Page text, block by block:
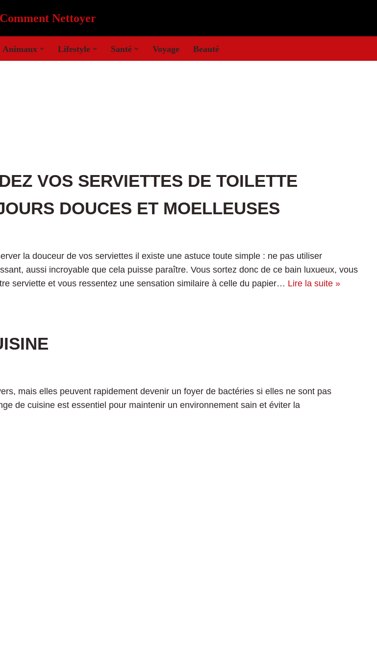
Comment Nettoyer
Animaux Lifestyle Santé Voyage Beauté
VOS SERVIETTES DE TOILETTE
DOUCES ET MOELLEUSES
la douceur de vos serviettes il existe une astuce toute simple : ne pas utiliser
aussi incroyable que cela puisse paraître. Vous sortez donc de ce bain luxueux, vous
serviette et vous ressentez une sensation similaire à celle du papier… Lire la suite »
mais elles peuvent rapidement devenir un foyer de bactéries si elles ne sont pas
de cuisine est essentiel pour maintenir un environnement sain et éviter la